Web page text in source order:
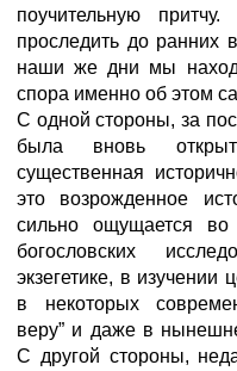
поучительную
проследить до ранних
наши же дни мы
спора именно об этом
С одной стороны, за
была вновь
существенная
это возрожденное
сильно ощущается во
богословских
экзегетике, в изучении
в некоторых
веру” и даже в
С другой стороны,